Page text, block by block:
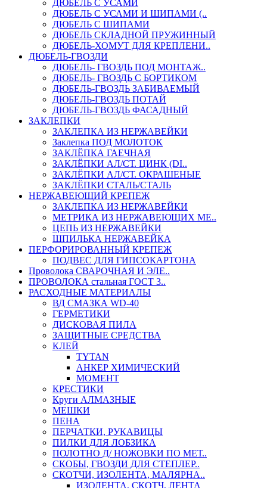
ДЮБЕЛЬ С УСАМИ
ДЮБЕЛЬ С УСАМИ И ШИПАМИ (..
ДЮБЕЛЬ С ШИПАМИ
ДЮБЕЛЬ СКЛАДНОЙ ПРУЖИННЫЙ
ДЮБЕЛЬ-ХОМУТ ДЛЯ КРЕПЛЕНИ..
ДЮБЕЛЬ-ГВОЗДИ
ДЮБЕЛЬ- ГВОЗДЬ ПОД МОНТАЖ..
ДЮБЕЛЬ- ГВОЗДЬ С БОРТИКОМ
ДЮБЕЛЬ-ГВОЗДЬ ЗАБИВАЕМЫЙ
ДЮБЕЛЬ-ГВОЗДЬ ПОТАЙ
ДЮБЕЛЬ-ГВОЗДЬ ФАСАДНЫЙ
ЗАКЛЕПКИ
ЗАКЛЕПКА ИЗ НЕРЖАВЕЙКИ
Заклепка ПОД МОЛОТОК
ЗАКЛЁПКА ГАЕЧНАЯ
ЗАКЛЁПКИ АЛ/СТ. ЦИНК (DI..
ЗАКЛЁПКИ АЛ/СТ. ОКРАШЕНЫЕ
ЗАКЛЁПКИ СТАЛЬ/СТАЛЬ
НЕРЖАВЕЮЩИЙ КРЕПЕЖ
ЗАКЛЕПКА ИЗ НЕРЖАВЕЙКИ
МЕТРИКА ИЗ НЕРЖАВЕЮЩИХ МЕ..
ЦЕПЬ ИЗ НЕРЖАВЕЙКИ
ШПИЛЬКА НЕРЖАВЕЙКА
ПЕРФОРИРОВАННЫЙ КРЕПЕЖ
ПОДВЕС ДЛЯ ГИПСОКАРТОНА
Проволока СВАРОЧНАЯ И ЭЛЕ..
ПРОВОЛОКА стальная ГОСТ 3..
РАСХОДНЫЕ МАТЕРИАЛЫ
ВД СМАЗКА WD-40
ГЕРМЕТИКИ
ДИСКОВАЯ ПИЛА
ЗАЩИТНЫЕ СРЕДСТВА
КЛЕЙ
TYTAN
АНКЕР ХИМИЧЕСКИЙ
МОМЕНТ
КРЕСТИКИ
Круги АЛМАЗНЫЕ
МЕШКИ
ПЕНА
ПЕРЧАТКИ, РУКАВИЦЫ
ПИЛКИ ДЛЯ ЛОБЗИКА
ПОЛОТНО Д/ НОЖОВКИ ПО МЕТ..
СКОБЫ, ГВОЗДИ ДЛЯ СТЕПЛЕР..
СКОТЧИ, ИЗОЛЕНТА, МАЛЯРНА..
ИЗОЛЕНТА, СКОТЧ, ЛЕНТА